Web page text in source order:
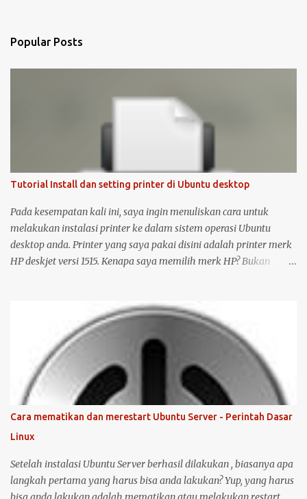
Popular Posts
Tutorial Install dan setting printer di Ubuntu desktop
Pada kesempatan kali ini, saya ingin menuliskan cara untuk
melakukan instalasi printer ke dalam sistem operasi Ubuntu
desktop anda. Printer yang saya pakai disini adalah printer merk
HP deskjet versi 1515. Kenapa saya memilih merk HP? Bukan
open source seperti Ubuntu . Langsung saja saya mulai langkah-
langkah untuk instalasi printer HP 1515 di Ubuntu desktop . Cara
ini bisa juga digunakan untuk merk printer lainnya, hanya saja
saya tidak bisa menjamin ketersediaan driver untuk sistem
operasi Linux ( Ubuntu ). Oh iya, saran saya, saat melakukan
instalasi dan setting printer, lebih baik komputer Ubuntu anda
terkoneksi dengan internet, berikut langkah-langkahnya: Colokin
keduanya. Kemudian klik logo unity di pojok kiri atas, kemudian
ketik printer, untuk masuk ke menu setting pr...
Cara mematikan dan merestart Ubuntu Server - Perintah Dasar
Linux
Setelah instalasi Ubuntu Server berhasil dilakukan , biasanya apa
langkah pertama yang harus bisa anda lakukan? Yup, yang harus